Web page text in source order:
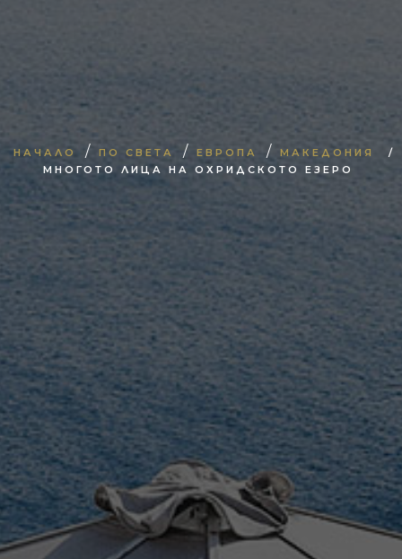
НАЧАЛО / ПО СВЕТА / ЕВРОПА / МАКЕДОНИЯ
/
МНОГОТО ЛИЦА НА ОХРИДСКОТО ЕЗЕРО